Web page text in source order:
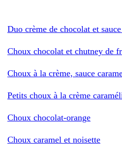
Duo crème de chocolat et
Choux chocolat et chutney de
Choux à la crème, sauce
Petits choux à la crème
Choux chocolat-orange
Choux caramel et noisette